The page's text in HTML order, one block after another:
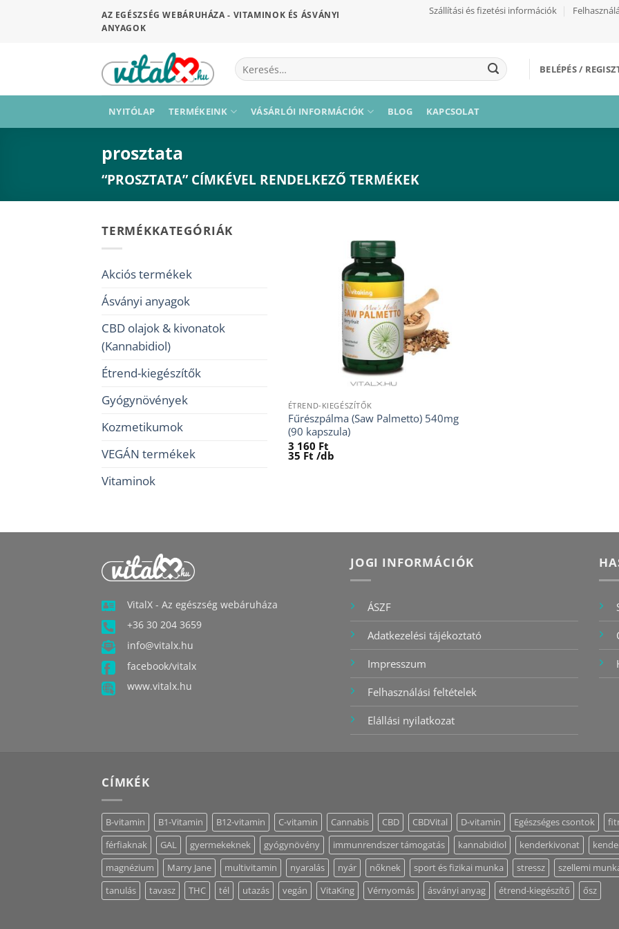
AZ EGÉSZSÉG WEBÁRUHÁZA - VITAMINOK ÉS ÁSVÁNYI
ANYAGOK
Szállítási és fizetési információk
Keresés
a
BELÉPÉS /
NYITÓLAP TERMÉKEINK VÁSÁRLÓI INFORMÁCIÓK BLOG KAPCSOLAT
prosztata
“PROSZTATA” CÍMKÉVEL RENDELKEZŐ TERMÉKEK
TERMÉKKATEGÓRIÁK
Akciós termékek
Ásványi anyagok
CBD olajok & kivonatok
(Kannabidiol)
Étrend-kiegészítők
Gyógynövények
Kozmetikumok
VEGÁN termékek
Vitaminok
Kívánságaimhoz
ÉTREND-KIEGÉSZÍTŐK
Fűrészpálma (Saw Palmetto) 540mg
(90 kapszula)
3 160 Ft
35 Ft /db
VitalX - Az egészség webáruháza
+36 30 204 3659
info@vitalx.hu
facebook/vitalx
www.vitalx.hu
JOGI INFORMÁCIÓK
ÁSZF
Adatkezelési tájékoztató
Impresszum
Felhasználási feltételek
Elállási nyilatkozat
CÍMKÉK
B-vitamin B1-Vitamin B12-vitamin C-vitamin Cannabis CBD CBDVital D-vitamin Egészséges csontok
férfiaknak
GAL gyermekeknek gyógynövény immunrendszer támogatás kannabidiol kenderkivonat
magnézium
Marry Jane multivitamin nyaralás nyár nőknek sport és fizikai munka stressz szellemi
tanulás
tavasz THC tél utazás vegán VitaKing Vérnyomás ásványi anyag étrend-kiegészítő ősz